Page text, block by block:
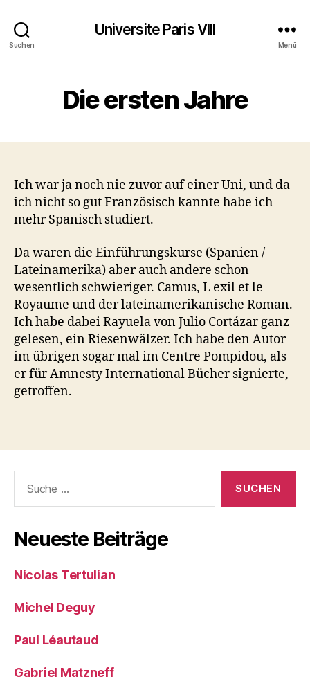
Suchen
Universite Paris VIII
Menü
Die ersten Jahre
Ich war ja noch nie zuvor auf einer Uni, und da
ich nicht so gut Französisch kannte habe ich
mehr Spanisch studiert.
Da waren die Einführungskurse (Spanien /
Lateinamerika) aber auch andere schon
wesentlich schwieriger. Camus, L exil et le
Royaume und der lateinamerikanische Roman.
Ich habe dabei Rayuela von Julio Cortázar ganz
gelesen, ein Riesenwälzer. Ich habe den Autor
im übrigen sogar mal im Centre Pompidou, als
er für Amnesty International Bücher signierte,
getroffen.
nach:
Neueste Beiträge
Nicolas Tertulian
Michel Deguy
Paul Léautaud
Gabriel Matzneff